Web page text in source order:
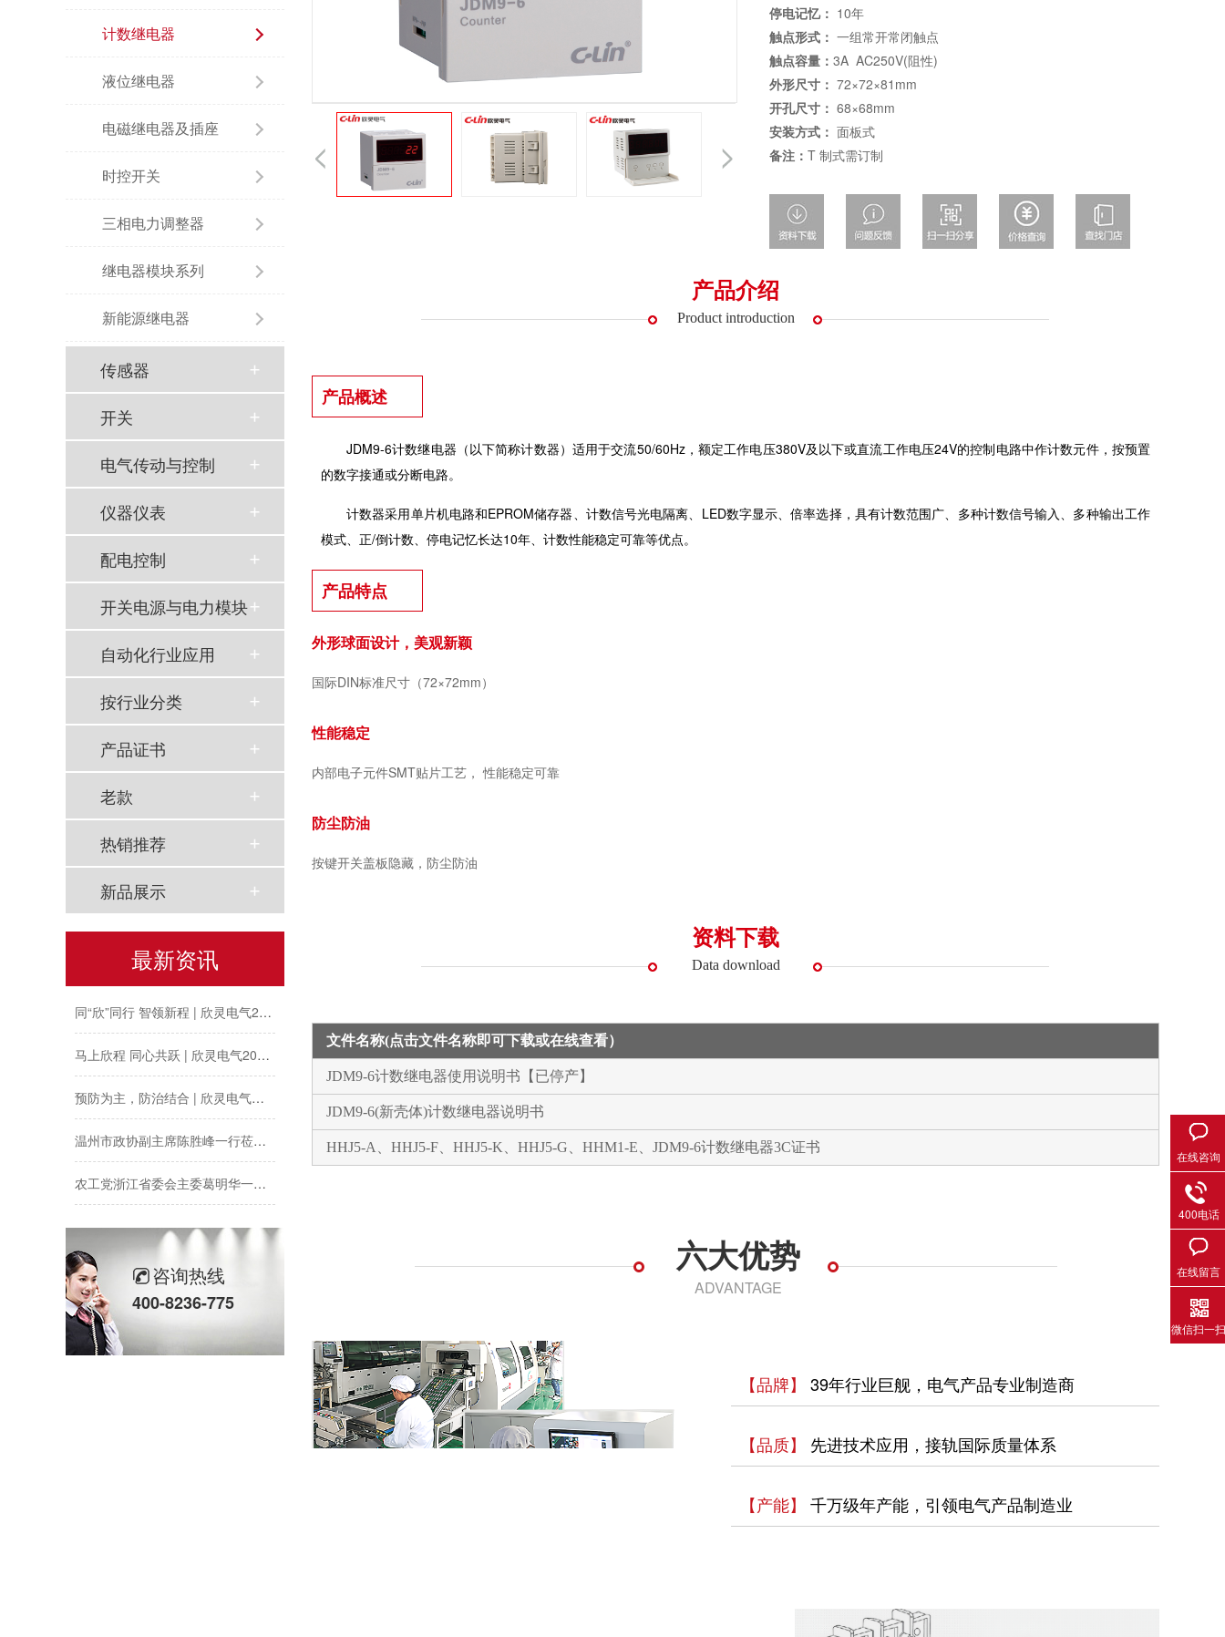
停电记忆： 10年
触点形式： 一组常开常闭触点
触点容量：3A AC250V(阻性)
外形尺寸： 72×72×81mm
开孔尺寸： 68×68mm
安装方式： 面板式
备注：T 制式需订制
产品介绍
Product introduction
产品概述
JDM9-6计数继电器（以下简称计数器） 适用于交流50/60Hz，额定工作电压380V及以下或直流工作电压24V的控制电路中作计数元件，按预置
的数字接通或分断电路。
计数器采用单片机电路和EPROM储存器、计数信号光电隔离、LED数字显示、倍率选择，具有计数范围广、多种计数信号输入、多种输出工作
模式、正/倒计数、停电记忆长达10年、计数性能稳定可靠等优点。
产品特点
外形球面设计，美观新颖
国际DIN标准尺寸（72×72mm）
性能稳定
内部电子元件SMT贴片工艺， 性能稳定可靠
防尘防油
按键开关盖板隐藏，防尘防油
资料下载
Data download
文件名称(点击文件名称即可下载或在线查看）
JDM9-6计数继电器使用说明书【已停产】
JDM9-6(新壳体)计数继电器说明书
HHJ5-A、HHJ5-F、HHJ5-K、HHJ5-G、HHM1-E、JDM9-6计数继电器3C证书
六大优势
ADVANTAGE
【品牌】 39年行业巨舰，电气产品专业制造商
【品质】 先进技术应用，接轨国际质量体系
【产能】 千万级年产能，引领电气产品制造业
计数继电器
液位继电器
电磁继电器及插座
时控开关
三相电力调整器
继电器模块系列
新能源继电器
传感器
开关
电气传动与控制
仪器仪表
配电控制
开关电源与电力模块
自动化行业应用
按行业分类
产品证书
老款
热销推荐
新品展示
最新资讯
欣灵党建之行 寻访红色“旗”迹
欣灵“粽”头戏丨乐享『端午游园会』
热烈祝贺乐清市知识产权协会“智慧芽”专利搜索应用软件培训会顺利召开
咨询热线
400-8236-775
在线咨询
400电话
在线留言
微信扫一扫